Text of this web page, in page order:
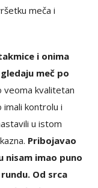
meča i
i onima
meč po
veoma kvalitetan
kontrolu i
u istom
Pribojavao
nisam imao puno
Od srca